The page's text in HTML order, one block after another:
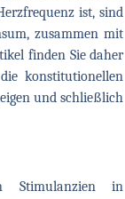
ist, sind
zusammen mit
finden Sie daher
konstitutionellen
und schließlich
Stimulanzien in